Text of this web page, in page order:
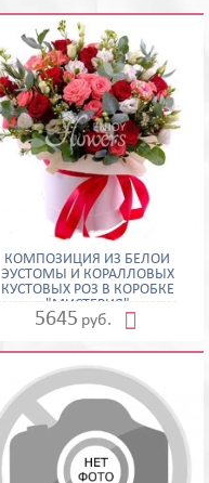
КОМПОЗИЦИЯ ИЗ БЕЛОЙ
ЭУСТОМЫ И КОРАЛЛОВЫХ
КУСТОВЫХ РОЗ В КОРОБКЕ
"МИСТЕРИЯ"
5645 руб. 